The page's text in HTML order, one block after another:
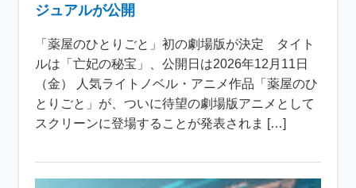
ジュアルが公開
「薬屋のひとりごと」初の劇場版が決定 タイト
ルは「亡妃の秘宝」、公開日は2026年12月11日
（金） 人気ライトノベル・アニメ作品「薬屋のひ
とりごと」が、ついに待望の劇場版アニメとして
スクリーンに登場することが発表されま […]